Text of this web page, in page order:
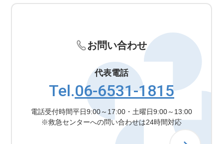
お問い合わせ
代表電話
Tel.06-6531-1815
電話受付時間平日9:00～17:00・土曜日9:00～13:00
※救急センターへの問い合わせは24時間対応